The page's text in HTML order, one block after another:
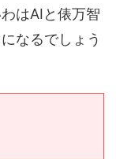
はAIと俵万智
なるでしょう